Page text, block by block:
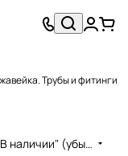
Трубы и фитинги
По свойству "В наличии" (убывание)